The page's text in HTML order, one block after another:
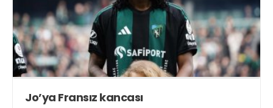
Jo’ya Fransız kancası